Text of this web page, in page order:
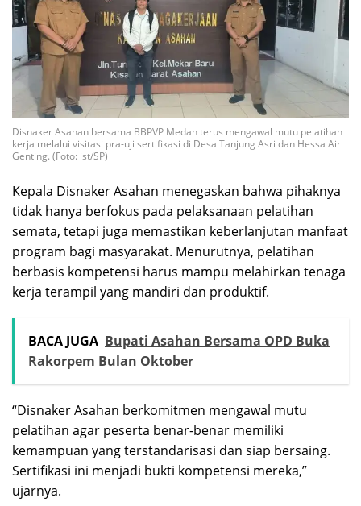
Disnaker Asahan bersama BBPVP Medan terus mengawal mutu pelatihan
kerja melalui visitasi pra-uji sertifikasi di Desa Tanjung Asri dan Hessa Air
Genting. (Foto: ist/SP)
Kepala Disnaker Asahan menegaskan bahwa pihaknya
tidak hanya berfokus pada pelaksanaan pelatihan
semata, tetapi juga memastikan keberlanjutan manfaat
program bagi masyarakat. Menurutnya, pelatihan
berbasis kompetensi harus mampu melahirkan tenaga
kerja terampil yang mandiri dan produktif.
BACA JUGA Bupati Asahan Bersama OPD Buka
Rakorpem Bulan Oktober
“Disnaker Asahan berkomitmen mengawal mutu
pelatihan agar peserta benar-benar memiliki
kemampuan yang terstandarisasi dan siap bersaing.
Sertifikasi ini menjadi bukti kompetensi mereka,”
ujarnya.